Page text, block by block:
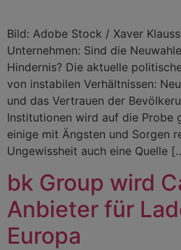
Bild: Adobe Stock / Xaver
Unternehmen: Sind die
Hindernis? Die aktuelle
von instabilen Verhältnissen:
und das Vertrauen der
Institutionen wird auf die Probe
einige mit Ängsten und Sorgen
Ungewissheit auch eine Quelle
bk Group wird
Anbieter für
Europa